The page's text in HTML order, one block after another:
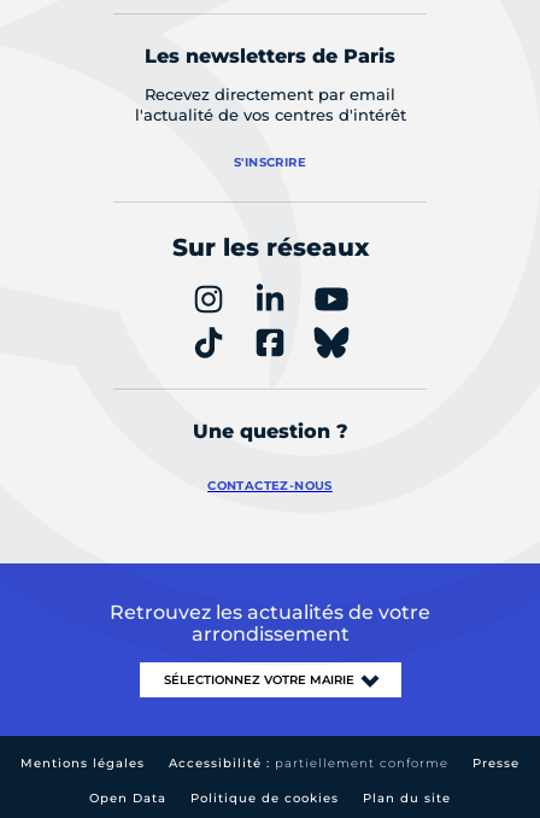
Les newsletters de Paris
Recevez directement par email
l'actualité de vos centres d'intérêt
S'INSCRIRE
Sur les réseaux
Une question ?
CONTACTEZ-NOUS
Retrouvez les actualités de votre
arrondissement
Mentions légales Accessibilité : partiellement conforme Presse
Open Data Politique de cookies Plan du site